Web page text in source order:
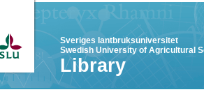
Sveriges lantbruksuniversitet
Swedish University of Agricultural
Library